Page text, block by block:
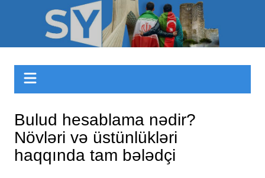
Sizinyol.org
Bulud hesablama nədir?
Növləri və üstünlükləri
haqqında tam bələdçi